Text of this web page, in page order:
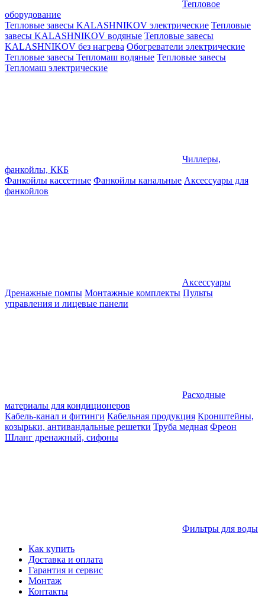
Тепловое
оборудование
Тепловые завесы KALASHNIKOV электрические Тепловые
завесы KALASHNIKOV водяные Тепловые завесы
KALASHNIKOV без нагрева Обогреватели электрические
Тепловые завесы Тепломаш водяные Тепловые завесы
Тепломаш электрические
Чиллеры,
фанкойлы, ККБ
Фанкойлы кассетные Фанкойлы канальные Аксессуары для
фанкойлов
Аксессуары
Дренажные помпы Монтажные комплекты Пульты
управления и лицевые панели
Расходные
материалы для кондиционеров
Кабель-канал и фитинги Кабельная продукция Кронштейны,
козырьки, антивандальные решетки Труба медная Фреон
Шланг дренажный, сифоны
Фильтры для воды
Как купить
Доставка и оплата
Гарантия и сервис
Монтаж
Контакты